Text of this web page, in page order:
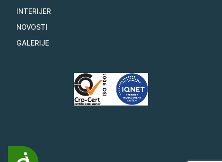
Pristupačnost
INTERIJER
NOVOSTI
GALERIJE